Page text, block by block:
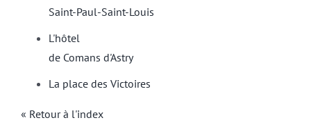
Saint-Paul-Saint-Louis
L'hôtel
de Comans d'Astry
La place des Victoires
« Retour à l'index